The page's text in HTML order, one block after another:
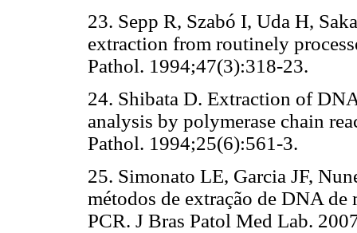
23. Sepp R, Szabó I, Uda H,
extraction from routinely
Pathol. 1994;47(3):318-23.
24. Shibata D. Extraction of
analysis by polymerase chain
Pathol. 1994;25(6):561-3.
25. Simonato LE, Garcia JF,
métodos de extração de DNA
PCR. J Bras Patol Med Lab.